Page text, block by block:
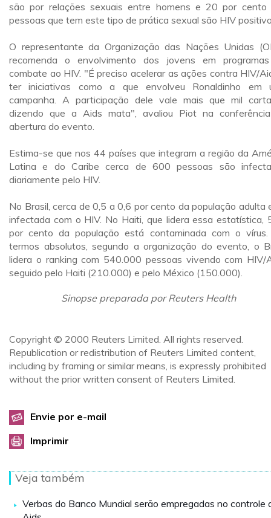
são por relações sexuais entre homens e 20 por cento
pessoas que tem este tipo de prática sexual são HIV
O representante da Organização das Nações Unidas
recomenda o envolvimento dos jovens em
combate ao HIV. "É preciso acelerar as ações contra HIV/
ter iniciativas como a que envolveu Ronaldinho em
campanha. A participação dele vale mais que mil
dizendo que a Aids mata", avaliou Piot na
abertura do evento.
Estima-se que nos 44 países que integram a região da
Latina e do Caribe cerca de 600 pessoas são
diariamente pelo HIV.
No Brasil, cerca de 0,5 a 0,6 por cento da população adulta
infectada com o HIV. No Haiti, que lidera essa estatística,
por cento da população está contaminada com o vírus.
termos absolutos, segundo a organização do evento, o
lidera o ranking com 540.000 pessoas vivendo com HIV/
seguido pelo Haiti (210.000) e pelo México (150.000).
Sinopse preparada por Reuters Health
Copyright © 2000 Reuters Limited. All rights reserved.
Republication or redistribution of Reuters Limited content,
including by framing or similar means, is expressly prohibited
without the prior written consent of Reuters Limited.
Envie por e-mail
Imprimir
Veja também
Verbas do Banco Mundial serão empregadas no controle